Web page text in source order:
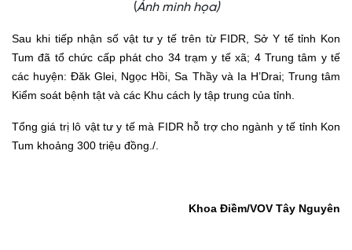
(Ảnh minh họa)
Sau khi tiếp nhận số vật tư y tế trên từ FIDR, Sở Y tế tỉnh Kon
Tum đã tổ chức cấp phát cho 34 trạm y tế xã; 4 Trung tâm y tế
các huyện: Đăk Glei, Ngọc Hồi, Sa Thầy và Ia H’Drai; Trung tâm
Kiểm soát bệnh tật và các Khu cách ly tập trung của tỉnh.
Tổng giá trị lô vật tư y tế mà FIDR hỗ trợ cho ngành y tế tỉnh Kon
Tum khoảng 300 triệu đồng./.
Khoa Điềm/VOV Tây Nguyên